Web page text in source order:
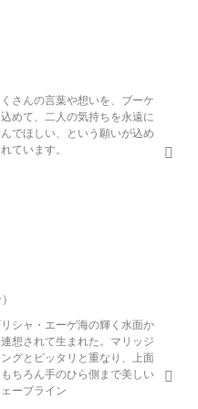
さんの言葉や想いを、ブーケ
めて、二人の気持ちを永遠に
でほしい、という願いが込め
ています。
シャ・エーゲ海の輝く水面か
連想されて生まれた。マリッジ
ングとピッタリと重なり、上面
ちろん手のひら側まで美しい
ーブライン